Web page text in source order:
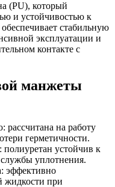
(PU), который
и устойчивостью к
стабильную
эксплуатации и
контакте с
манжеты
рассчитана на работу
герметичности.
устойчив к
уплотнения.
эффективно
жидкости при